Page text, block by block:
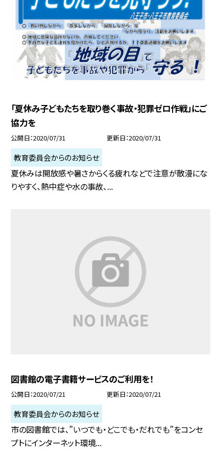
「夏休み子どもたちを取り巻く事故・犯罪ゼロ作戦」にご
協力を
公開日 2020/07/31 更新日 2020/07/31
教育委員会からのお知らせ
夏休みは開放感や暑さからくる疲れなどで注意が散漫にな
りやすく、熱中症や水の事故、...
図書館の電子書籍サービスのご利用を！
公開日 2020/07/21 更新日 2020/07/21
教育委員会からのお知らせ
市の図書館では、”いつでも・どこでも・だれでも”をコンセ
プトにインターネット環境...